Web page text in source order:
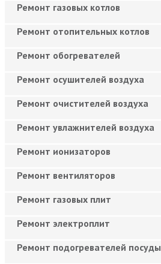
Ремонт газовых котлов
Ремонт отопительных котлов
Ремонт обогревателей
Ремонт осушителей воздуха
Ремонт очистителей воздуха
Ремонт увлажнителей воздуха
Ремонт ионизаторов
Ремонт вентиляторов
Ремонт газовых плит
Ремонт электроплит
Ремонт подогревателей посуды